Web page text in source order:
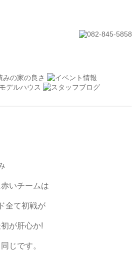
いチームは
全て初戦が
が肝心か!
じです。